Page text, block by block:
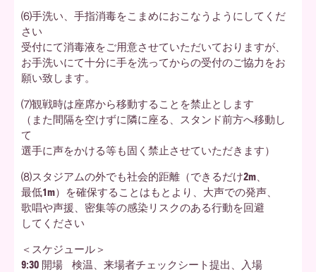
⑹手洗い、手指消毒をこまめにおこなうようにしてくだ
さい
受付にて消毒液をご用意させていただいておりますが、
お手洗いにて十分に手を洗ってからの受付のご協力をお
願い致します。
⑺観戦時は座席から移動することを禁止とします
（また間隔を空けずに隣に座る、スタンド前方へ移動し
て
選手に声をかける等も固く禁止させていただきます）
⑻スタジアムの外でも社会的距離（できるだけ2m、
最低1m）を確保することはもとより、大声での発声、
歌唱や声援、密集等の感染リスクのある行動を回避
してください
＜スケジュール＞
9:30 開場 検温、来場者チェックシート提出、入場